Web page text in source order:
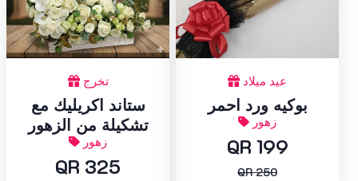
تخرج
ستاند اكريليك مع
تشكيلة من الزهور
زهور
QR 325
عيد ميلاد
بوكيه ورد احمر
زهور
QR 199
QR 250